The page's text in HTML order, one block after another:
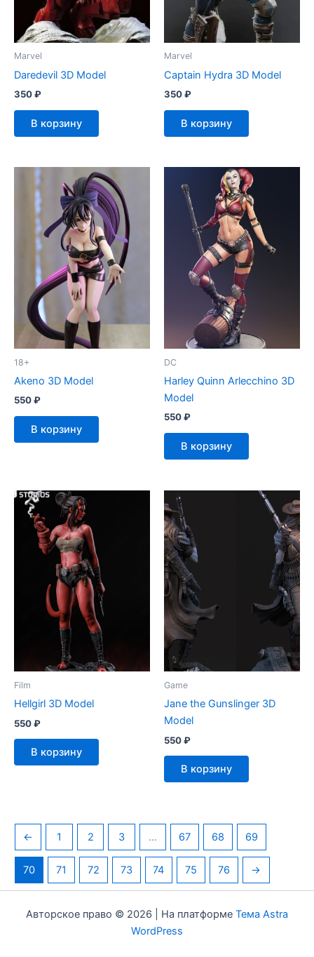
Marvel
Daredevil 3D Model
350₽
В корзину
Marvel
Captain Hydra 3D Model
350₽
В корзину
18+
Akeno 3D Model
550₽
В корзину
DC
Harley Quinn Arlecchino 3D
Model
550₽
В корзину
Film
Hellgirl 3D Model
550₽
В корзину
Game
Jane the Gunslinger 3D
Model
550₽
В корзину
← 1 2 3 … 67 68 69
70 71 72 73 74 75 76 →
Авторское право © 2026 | На платформе Тема Astra
WordPress